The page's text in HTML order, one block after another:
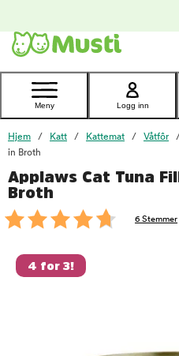
Kontakt
kundeservice
Meny Logg inn
Hjem Katt Kattemat Våtfôr
in Broth
Applaws Cat Tuna
Broth
6 Stemmer
4 for 3!
foo